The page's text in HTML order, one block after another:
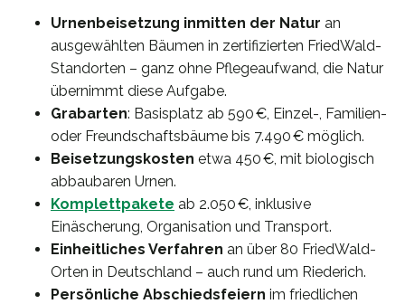
Urnenbeisetzung inmitten der Natur an
ausgewählten Bäumen in zertifizierten FriedWald-
Standorten – ganz ohne Pflegeaufwand, die Natur
übernimmt diese Aufgabe.
Grabarten: Basisplatz ab 590 €, Einzel-, Familien-
oder Freundschaftsbäume bis 7.490 € möglich.
Beisetzungskosten etwa 450 €, mit biologisch
abbaubaren Urnen.
Komplettpakete ab 2.050 €, inklusive
Einäscherung, Organisation und Transport.
Einheitliches Verfahren an über 80 FriedWald-
Orten in Deutschland – auch rund um Riederich.
Persönliche Abschiedsfeiern im friedlichen